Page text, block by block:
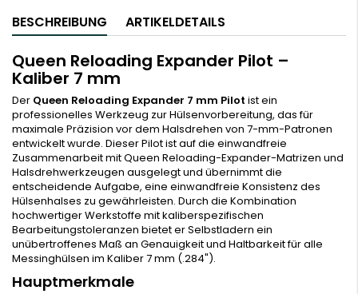
BESCHREIBUNG ARTIKELDETAILS
Queen Reloading Expander Pilot –
Kaliber 7 mm
Der Queen Reloading Expander 7 mm Pilot ist ein
professionelles Werkzeug zur Hülsenvorbereitung, das für
maximale Präzision vor dem Halsdrehen von 7-mm-Patronen
entwickelt wurde. Dieser Pilot ist auf die einwandfreie
Zusammenarbeit mit Queen Reloading-Expander-Matrizen und
Halsdrehwerkzeugen ausgelegt und übernimmt die
entscheidende Aufgabe, eine einwandfreie Konsistenz des
Hülsenhalses zu gewährleisten. Durch die Kombination
hochwertiger Werkstoffe mit kaliberspezifischen
Bearbeitungstoleranzen bietet er Selbstladern ein
unübertroffenes Maß an Genauigkeit und Haltbarkeit für alle
Messinghülsen im Kaliber 7 mm (.284").
Hauptmerkmale